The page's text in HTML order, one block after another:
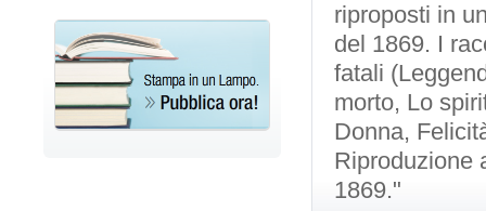
riproposti in
del 1869. I
fatali
morto, Lo
Donna,
Riproduzione
1869."